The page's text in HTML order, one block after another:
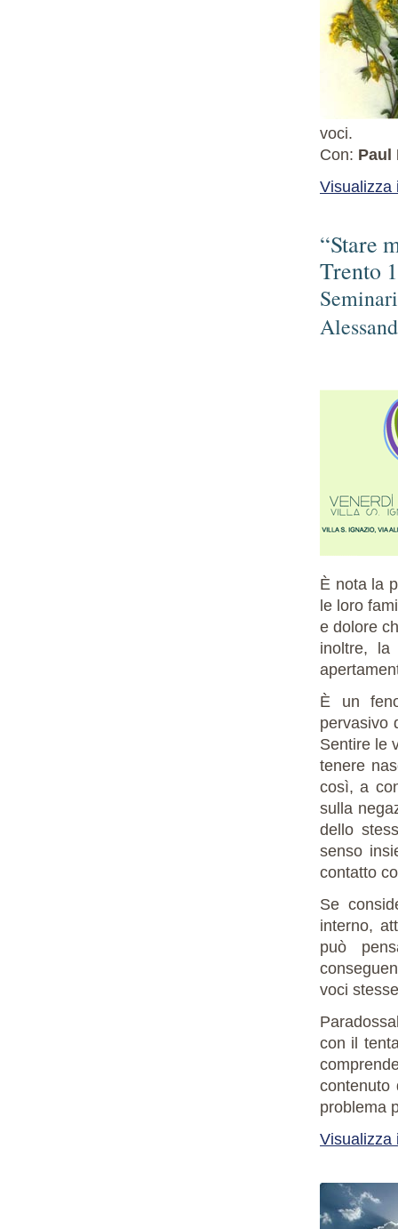
voci.
Con: Paul
Visualizza
“Stare
Trento
È nota la
le loro
e dolore
inoltre,
È un
pervasivo
Sentire le
tenere
così, a
sulla
dello
senso
contatto
Se
interno,
può
voci
con il
contenuto
problema
Visualizza